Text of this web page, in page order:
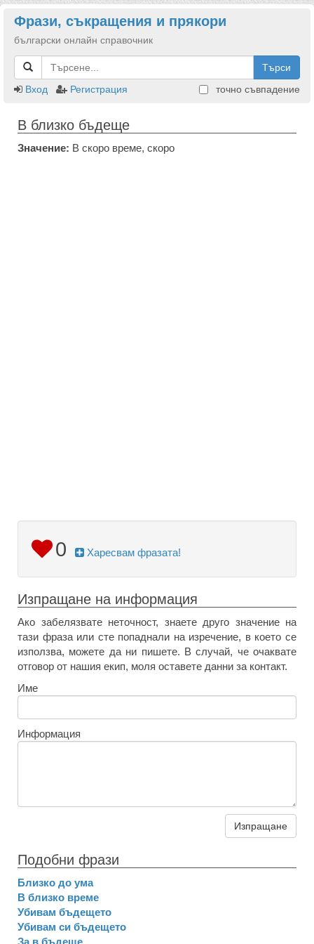
Фрази, съкращения и прякори
български онлайн справочник
Търси
Вход
Регистрация точно съвпадение
В близко бъдеще
Значение: В скоро време, скоро
0 Харесвам фразата!
Изпращане на информация
Ако забелязвате неточност, знаете друго значение на
тази фраза или сте попаднали на изречение, в което се
използва, можете да ни пишете. В случай, че очаквате
отговор от нашия екип, моля оставете данни за контакт.
Име
Информация
Изпращане
Подобни фрази
Близко до ума
В близко време
Убивам бъдещето
Убивам си бъдещето
За в бъдеще